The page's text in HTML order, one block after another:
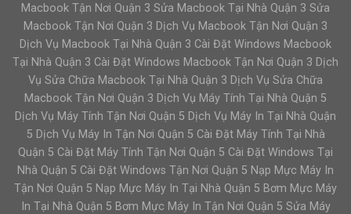
Macbook Tận Nơi Quận 3 Sửa Macbook Tại Nhà Quận 3 Sửa
Macbook Tận Nơi Quận 3 Dịch Vụ Macbook Tận Nơi Quận 3
Dịch Vụ Macbook Tại Nhà Quận 3 Cài Đặt Windows Macbook
Tại Nhà Quận 3 Cài Đặt Windows Macbook Tận Nơi Quận 3 Dịch
Vụ Sửa Chữa Macbook Tại Nhà Quận 3 Dịch Vụ Sửa Chữa
Macbook Tận Nơi Quận 3 Dịch Vụ Máy Tính Tại Nhà Quận 5
Dịch Vụ Máy Tính Tận Nơi Quận 5 Dịch Vụ Máy In Tại Nhà Quận
5 Dịch Vụ Máy In Tận Nơi Quận 5 Cài Đặt Máy Tính Tại Nhà
Quận 5 Cài Đặt Máy Tính Tận Nơi Quận 5 Cài Đặt Windows Tại
Nhà Quận 5 Cài Đặt Windows Tận Nơi Quận 5 Nạp Mực Máy In
Tận Nơi Quận 5 Nạp Mực Máy In Tại Nhà Quận 5 Bơm Mực Máy
In Tại Nhà Quận 5 Bơm Mực Máy In Tận Nơi Quận 5 Sửa Máy